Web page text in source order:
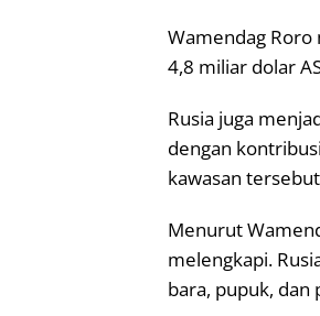
Wamendag Roro
4,8 miliar dolar
Rusia juga
dengan
kawasan
Menurut
melengkapi.
bara, pupuk, dan